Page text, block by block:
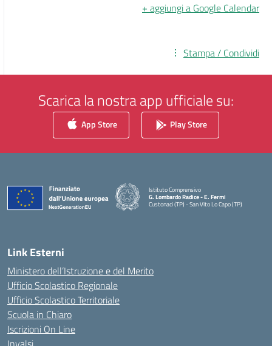
+ aggiungi a Google Calendar
Stampa / Condividi
Scarica la nostra app ufficiale su:
App Store Play Store
Istituto Comprensivo
G. Lombardo Radice - E. Fermi
Custonaci (TP) - San Vito Lo Capo (TP)
— Visita la pagina iniziale della scuola
Link Esterni
Ministero dell’Istruzione e del Merito
Ufficio Scolastico Regionale
Ufficio Scolastico Territoriale
Scuola in Chiaro
Iscrizioni On Line